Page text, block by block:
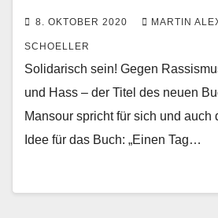
8. OKTOBER 2020 MARTIN
SCHOELLER
Solidarisch sein! Gegen
und Hass – der Titel des neuen
Mansour spricht für sich und auch
Idee für das Buch: „Einen Tag…